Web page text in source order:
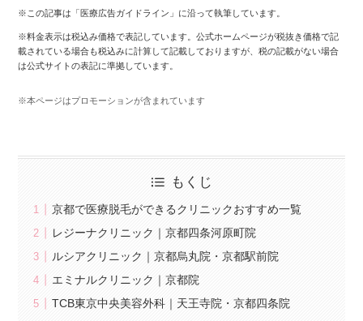
※この記事は「医療広告ガイドライン」に沿って執筆しています。
※料金表示は税込み価格で表記しています。公式ホームページが税抜き価格で記
載されている場合も税込みに計算して記載しておりますが、税の記載がない場合
は公式サイトの表記に準拠しています。
※本ページはプロモーションが含まれています
もくじ
京都で医療脱毛ができるクリニックおすすめ一覧
レジーナクリニック｜京都四条河原町院
ルシアクリニック｜京都烏丸院・京都駅前院
エミナルクリニック｜京都院
TCB東京中央美容外科｜天王寺院・京都四条院